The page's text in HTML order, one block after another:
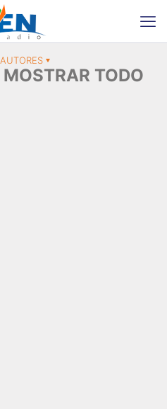
AUTORES
MOSTRAR TODO